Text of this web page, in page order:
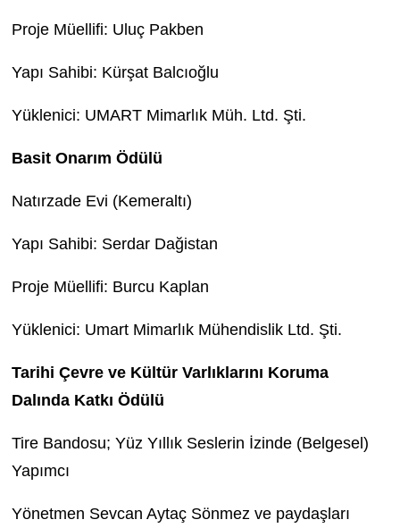
Proje Müellifi: Uluç Pakben
Yapı Sahibi: Kürşat Balcıoğlu
Yüklenici: UMART Mimarlık Müh. Ltd. Şti.
Basit Onarım Ödülü
Natırzade Evi (Kemeraltı)
Yapı Sahibi: Serdar Dağistan
Proje Müellifi: Burcu Kaplan
Yüklenici: Umart Mimarlık Mühendislik Ltd. Şti.
Tarihi Çevre ve Kültür Varlıklarını Koruma
Dalında Katkı Ödülü
Tire Bandosu; Yüz Yıllık Seslerin İzinde (Belgesel)
Yapımcı
Yönetmen Sevcan Aytaç Sönmez ve paydaşları